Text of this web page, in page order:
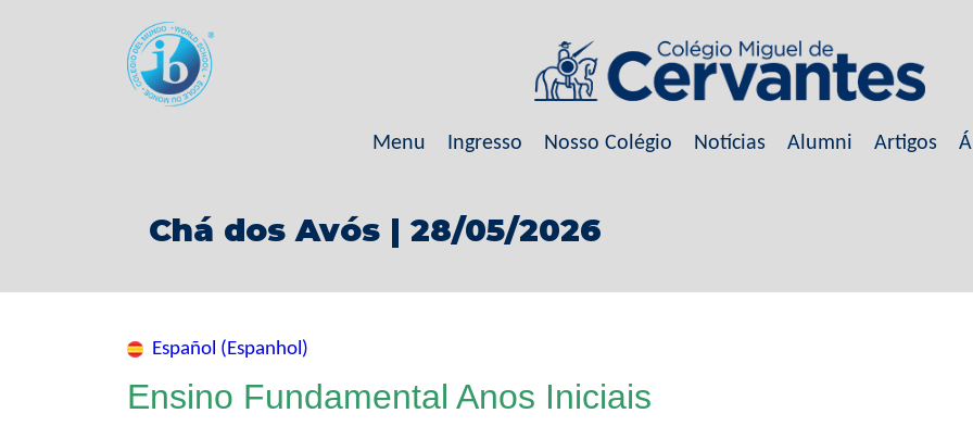
Menu Ingresso Nosso Colégio Notícias Alumni Artigos
Chá dos Avós | 28/05/2026
Español (Espanhol)
Ensino Fundamental Anos Iniciais